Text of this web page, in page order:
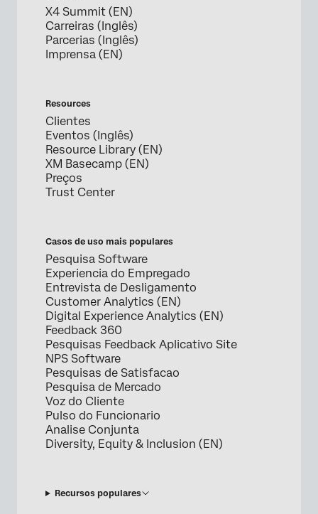
X4 Summit (EN)
Carreiras (Inglês)
Parcerias (Inglês)
Imprensa (EN)
Resources
Clientes
Eventos (Inglês)
Resource Library (EN)
XM Basecamp (EN)
Preços
Trust Center
Casos de uso mais populares
Pesquisa Software
Experiencia do Empregado
Entrevista de Desligamento
Customer Analytics (EN)
Digital Experience Analytics (EN)
Feedback 360
Pesquisas Feedback Aplicativo Site
NPS Software
Pesquisas de Satisfacao
Pesquisa de Mercado
Voz do Cliente
Pulso do Funcionario
Analise Conjunta
Diversity, Equity & Inclusion (EN)
Recursos populares